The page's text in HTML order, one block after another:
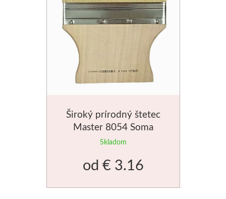
Široký prírodný štetec
Master 8054 Soma
Skladom
od € 3.16